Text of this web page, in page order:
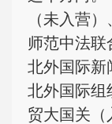
（未入营
师范中法联
北外国际新
北外国际组
贸大国关（